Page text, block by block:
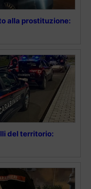
alla prostituzione:
del territorio: